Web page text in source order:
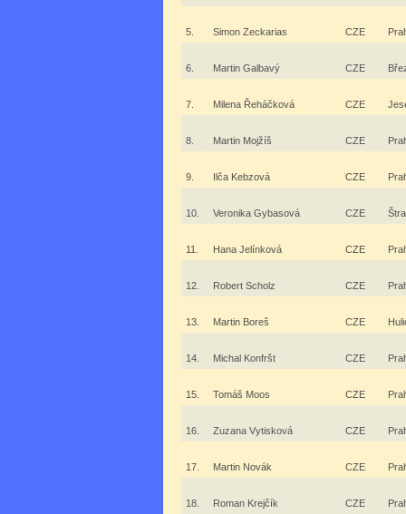
5. Simon Zeckarias CZE
6. Martin Galbavý CZE
7. Milena Řeháčková CZE
8. Martin Mojžíš CZE
9. Ilča Kebzová CZE
10. Veronika Gybasová CZE
11. Hana Jelínková CZE
12. Robert Scholz CZE
13. Martin Boreš CZE
14. Michal Konfršt CZE
15. Tomáš Moos CZE
16. Zuzana Vytisková CZE
17. Martin Novák CZE
18. Roman Krejčík CZE